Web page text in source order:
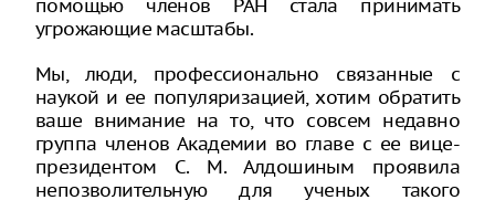
помощью членов РАН стала принимать
угрожающие масштабы.
Мы, люди, профессионально связанные с
наукой и ее популяризацией, хотим обратить
ваше внимание на то, что совсем недавно
группа членов Академии во главе с ее вице-
президентом С. М. Алдошиным проявила
непозволительную для ученых такого